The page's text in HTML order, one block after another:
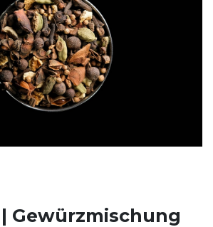
Gewürzmischung